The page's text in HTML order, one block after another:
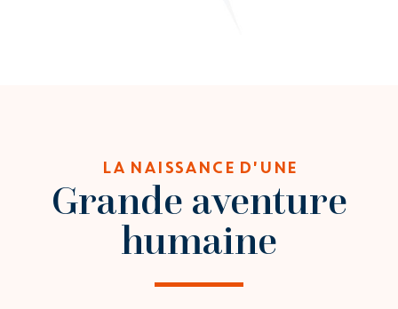
LA NAISSANCE D'UNE
Grande aventure
humaine